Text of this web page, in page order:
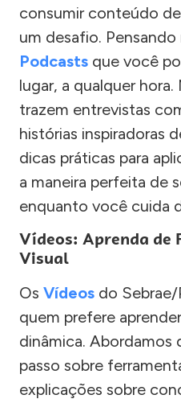
consumir conteúdo
um desafio. Pensando
Podcasts que você
lugar, a qualquer
trazem entrevistas
histórias inspiradoras
dicas práticas para
a maneira perfeita de
enquanto você cuida
Vídeos: Aprenda de
Visual
Os Vídeos do Sebrae/
quem prefere
dinâmica. Abordamos
passo sobre
explicações sobre